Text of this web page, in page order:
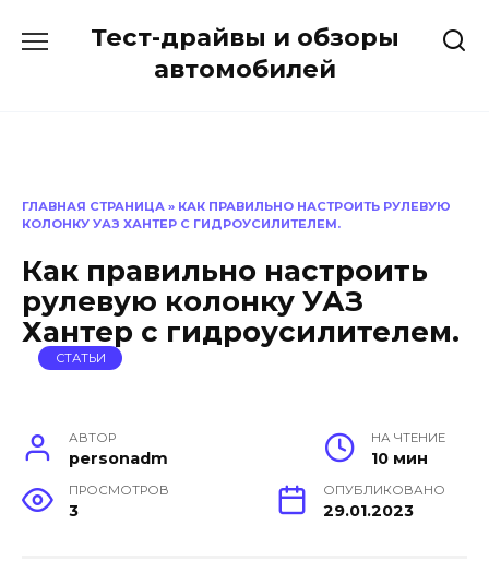
Тест-драйвы и обзоры
автомобилей
ГЛАВНАЯ СТРАНИЦА » КАК ПРАВИЛЬНО НАСТРОИТЬ РУЛЕВУЮ
КОЛОНКУ УАЗ ХАНТЕР С ГИДРОУСИЛИТЕЛЕМ.
Как правильно настроить
рулевую колонку УАЗ
Хантер с гидроусилителем.
СТАТЬИ
АВТОР
personadm
НА ЧТЕНИЕ
10 мин
ПРОСМОТРОВ
3
ОПУБЛИКОВАНО
29.01.2023